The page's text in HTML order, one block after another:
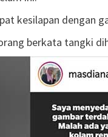
kesilapan dengan
berkata tangki